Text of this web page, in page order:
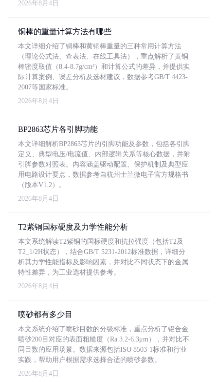
2026年8月4日
铜棒的重量计算方法有哪些
本文详细介绍了铜棒和黄铜棒重量的三种常用计算方法
（理论公式法、查表法、在线工具法），重点解析了黄铜
棒密度取值（8.4-8.7g/cm³）和计算公式的差异，并提供实
际计算案例、误差分析及选材建议，数据参考GB/T 4423-
2007等国家标准。
2026年8月4日
BP2863芯片各引脚功能
本文详细解析BP2863芯片的引脚功能及参数，包括各引脚
定义、典型电压/电流值、内部逻辑关系等核心数据，并附
引脚参数对照表。内容涵盖驱动配置、保护机制及典型应
用电路设计要点，数据参考自杭州士兰微电子官方规格书
（版本V1.2）。
2026年8月4日
T2紫铜国标硬度及力学性能分析
本文系统解读T2紫铜的国标硬度和抗拉强度（包括T2及
T2_1/2H状态），结合GB/T 5231-2012标准数据，详细分
析其力学性能指标及影响因素，并对比不同状态下的金属
特性差异，为工业选材提供参考。
2026年8月4日
喷砂都有多少目
本文系统介绍了喷砂目数的分级标准，重点分析了铝合金
喷砂200目对应的表面粗糙度（Ra 3.2-6.3μm），并对比不
同目数的应用场景。数据来源包括ISO 8503-1标准和行业
实践，帮助用户根据需求选择合适的喷砂参数。
2026年8月4日